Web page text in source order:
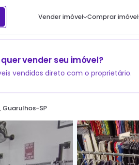
Vender imóvel Comprar imóvel
vender seu imóvel?
vendidos direto com o proprietário.
Guarulhos-SP